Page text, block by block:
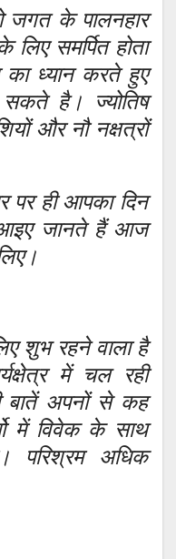
जगत के पालनहार
समर्पित होता
ध्यान करते हुए
है। ज्योतिष
और नौ नक्षत्रों
पर ही आपका दिन
आइए जानते हैं आज
शुभ रहने वाला है
में चल रही
बातें अपनों से कह
में विवेक के साथ
परिश्रम अधिक